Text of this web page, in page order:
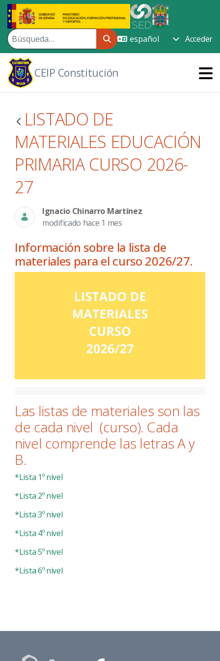
Saltar al contenido principal
Acceder
CEIP Constitución
LISTADO DE
MATERIALES EDUCACIÓN
PRIMARIA CURSO 2026-
27
Ignacio Chinarro Martínez
modificado hace 1 mes
Información sobre la lista de
materiales para el curso 2026/27.
Las listas de materiales son las
de cada nivel (curso). Cada
nivel comprende las letras A y
B.
*Lista 1º nivel
*Lista 2º nivel
*Lista 3º nivel
*Lista 4º nivel
*Lista 5º nivel
*Lista 6º nivel